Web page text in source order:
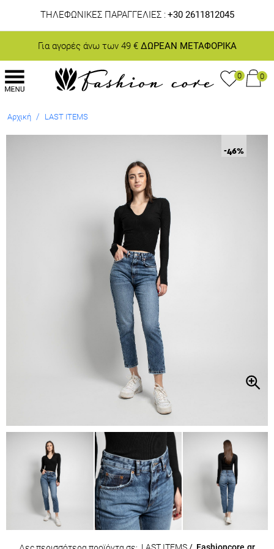
ΤΗΛΕΦΩΝΙΚΕΣ ΠΑΡΑΓΓΕΛΙΕΣ : +30 2611812045
Για αγορές άνω των 49 €ΔΩΡΕΑΝ ΜΕΤΑΦΟΡΙΚΑ
0 0
Αρχική / LAST ITEMS
-46%